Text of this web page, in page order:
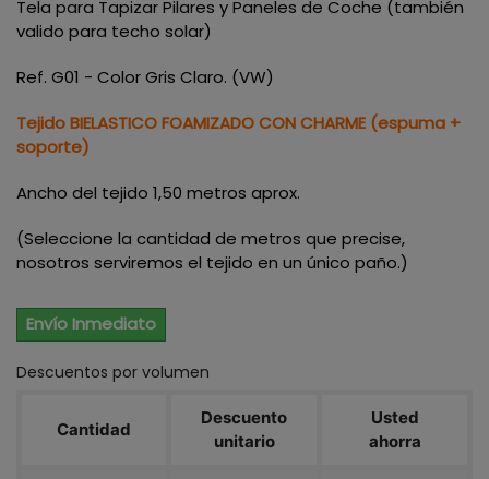
Tela para Tapizar Pilares y Paneles de Coche (también
valido para techo solar)
Ref. G01 - Color Gris Claro. (VW)
Tejido BIELASTICOFOAMIZADO CON CHARME (espuma +
soporte)
Ancho del tejido 1,50 metros aprox.
(Seleccione la cantidad de metros que precise,
nosotros serviremos el tejido en un único paño.)
Envío Inmediato
Descuentos por volumen
Cantidad
Descuento
unitario
Usted
ahorra